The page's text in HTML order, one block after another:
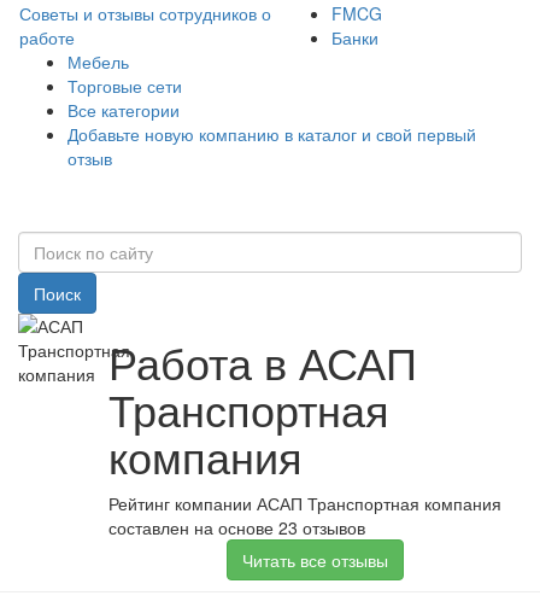
Советы и отзывы сотрудников о
работе
FMCG
Банки
Мебель
Торговые сети
Все категории
Добавьте новую компанию в каталог и свой первый
отзыв
Поиск
Работа в АСАП
Транспортная
компания
Рейтинг компании АСАП Транспортная компания
составлен на основе 23 отзывов
Читать все отзывы